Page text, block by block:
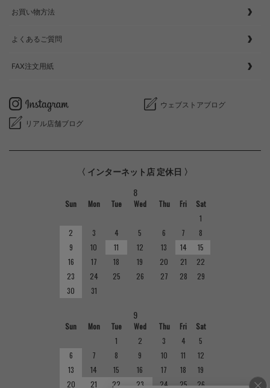
お買い物方法
よくあるご質問
FAX注文用紙
ウェブストアブログ
リアル店舗ブログ
〈 インターネット店 定休日 〉
8
Sun Mon Tue Wed Thu Fri
Sat
1
2
3 4 5 6 7
8
9
10 11 12 13 14
15
16
17 18 19 20 21
22
23
24 25 26 27 28
29
30
31
9
Sun Mon Tue Wed Thu Fri
Sat
1
2 3 4
5
6
7 8 9 10 11
12
13
14 15 16 17 18
19
20
21 22 23 24 25 26